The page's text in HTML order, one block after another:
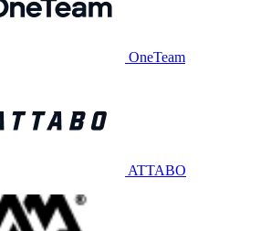
OneTeam
ATTABO